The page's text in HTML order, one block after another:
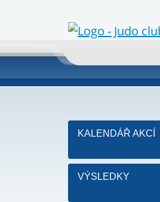
KALENDÁŘ AKCÍ
VÝSLEDKY